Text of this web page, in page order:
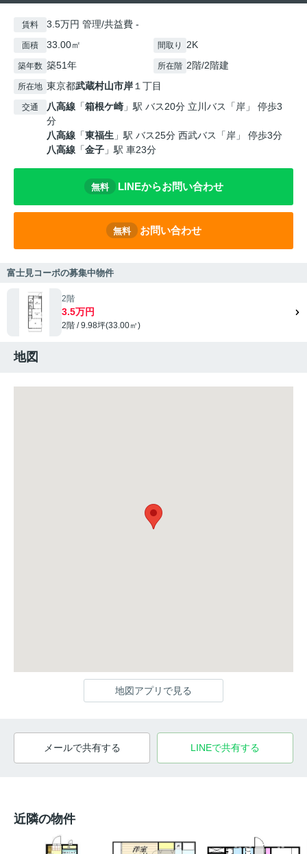
賃料 3.5万円 管理/共益費 -
面積 33.00㎡ 間取り 2K
築年数 築51年 所在階 2階/2階建
所在地 東京都武蔵村山市岸 １丁目
交通 八高線 「箱根ケ崎 」駅 バス20分 立川バス「岸」 停歩3
分
八高線 「東福生 」駅 バス25分 西武バス「岸」 停歩3分
八高線 「金子 」駅 車23分
無料 LINEからお問い合わせ
無料 お問い合わせ
富士見コーポの募集中物件
2階
3.5万円
2階 / 9.98坪(33.00㎡)
地図
地図アプリで見る
メールで共有する LINEで共有する
近隣の物件